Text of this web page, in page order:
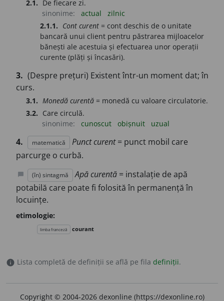
2.1. De fiecare zi.
sinonime:
actual
zilnic
2.1.1. Cont curent = cont deschis de o unitate
bancară unui client pentru păstrarea mijloacelor
bănești ale acestuia și efectuarea unor operații
curente (plăți și încasări).
3. (Despre prețuri) Existent într-un moment dat; în
curs.
3.1. Monedă curentă = monedă cu valoare circulatorie.
3.2. Care circulă.
sinonime:
cunoscut obișnuit uzual
4. matematică Punct curent= punct mobil care
parcurge o curbă.
chat_bubble (în) sintagmă Apă curentă= instalație de apă
potabilă care poate fi folosită în permanență în
locuințe.
etimologie:
limba franceză courant
info Lista completă de definiții se află pe fila definiții.
Copyright © 2004-2026 dexonline (https://dexonline.ro)